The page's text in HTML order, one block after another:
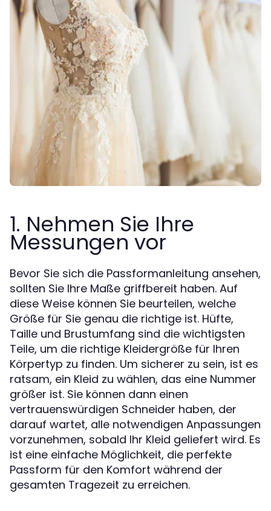
1. Nehmen Sie Ihre
Messungen vor
Bevor Sie sich die Passformanleitung ansehen,
sollten Sie Ihre Maße griffbereit haben. Auf
diese Weise können Sie beurteilen, welche
Größe für Sie genau die richtige ist. Hüfte,
Taille und Brustumfang sind die wichtigsten
Teile, um die richtige Kleidergröße für Ihren
Körpertyp zu finden. Um sicherer zu sein, ist es
ratsam, ein Kleid zu wählen, das eine Nummer
größer ist. Sie können dann einen
vertrauenswürdigen Schneider haben, der
darauf wartet, alle notwendigen Anpassungen
vorzunehmen, sobald Ihr Kleid geliefert wird. Es
ist eine einfache Möglichkeit, die perfekte
Passform für den Komfort während der
gesamten Tragezeit zu erreichen.